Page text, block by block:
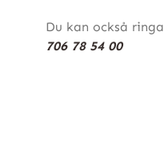
Du kan också ringa
706 78 54 00